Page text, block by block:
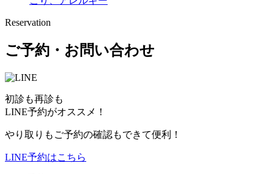
Reservation
ご予約・お問い合わせ
初診も再診も
LINE予約がオススメ！
やり取りもご予約の確認もできて便利！
LINE予約はこちら